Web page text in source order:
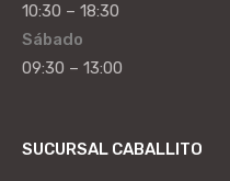
10:30 – 18:30
Sábado
09:30 – 13:00
SUCURSAL CABALLITO